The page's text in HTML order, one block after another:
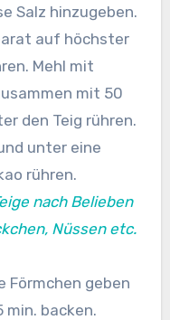
Salz hinzugeben.
auf höchster
Mehl mit
mit 50
den Teig rühren.
unter eine
rühren.
nach Belieben
Nüssen etc.
Förmchen geben
min. backen.